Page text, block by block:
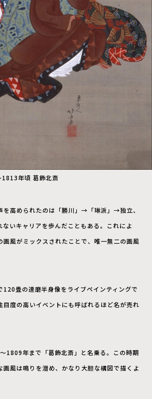
1813年頃 葛飾北斎
を高められたのは「勝川」→「琳派」→独立、
ないキャリアを歩んだこともある。これによ
画風がミックスされたことで、唯一無二の画風
120畳の達磨半身像をライブペインティングで
目度の高いイベントにも呼ばれるほど名が売れ
1809年まで「葛飾北斎」と名乗る。この時期
画風は鳴りを潜め、かなり大胆な構図で描くよ